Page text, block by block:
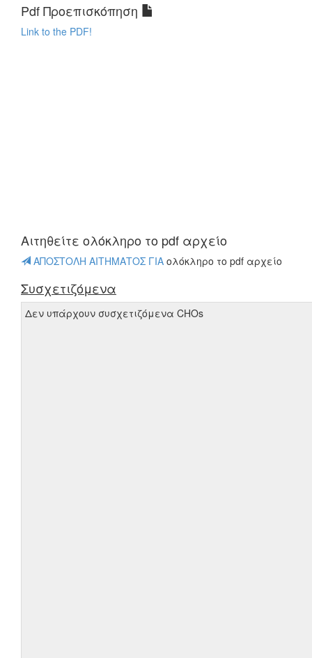
Pdf Προεπισκόπηση
Link to the PDF!
Αιτηθείτε oλόκληρο το pdf αρχείο
ΑΠΟΣΤΟΛΗ ΑΙΤΗΜΑΤΟΣ ΓΙΑ oλόκληρο το pdf αρχείο
Συσχετιζόμενα
Δεν υπάρχουν συσχετιζόμενα CHOs